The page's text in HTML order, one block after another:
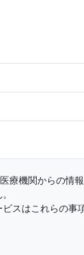
機関からの情
スはこれらの事